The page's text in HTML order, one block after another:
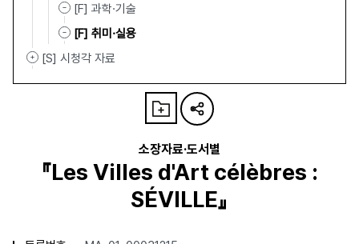
[F] 과학·기술
[F] 취미·실용
[S] 시청각 자료
소장자료·도서별
『Les Villes d'Art célèbres :
SÉVILLE』